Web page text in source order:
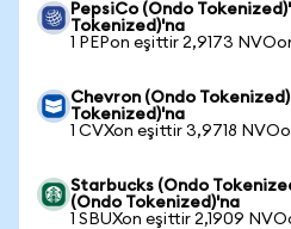
PepsiCo (Ondo
Tokenized)'na
1 PEPon eşittir 2,9173
Chevron (Ondo
Tokenized)'na
1 CVXon eşittir 3,9718
Starbucks (Ondo
(Ondo Tokenized)'na
1 SBUXon eşittir 2,1909